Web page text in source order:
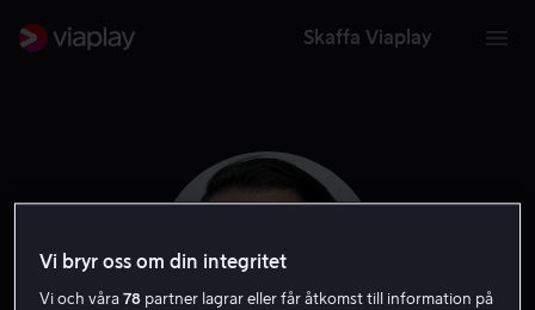
Skaffa Viaplay
Vi bryr oss om din integritet
Vi och våra78 partner lagrar eller får åtkomst till information på